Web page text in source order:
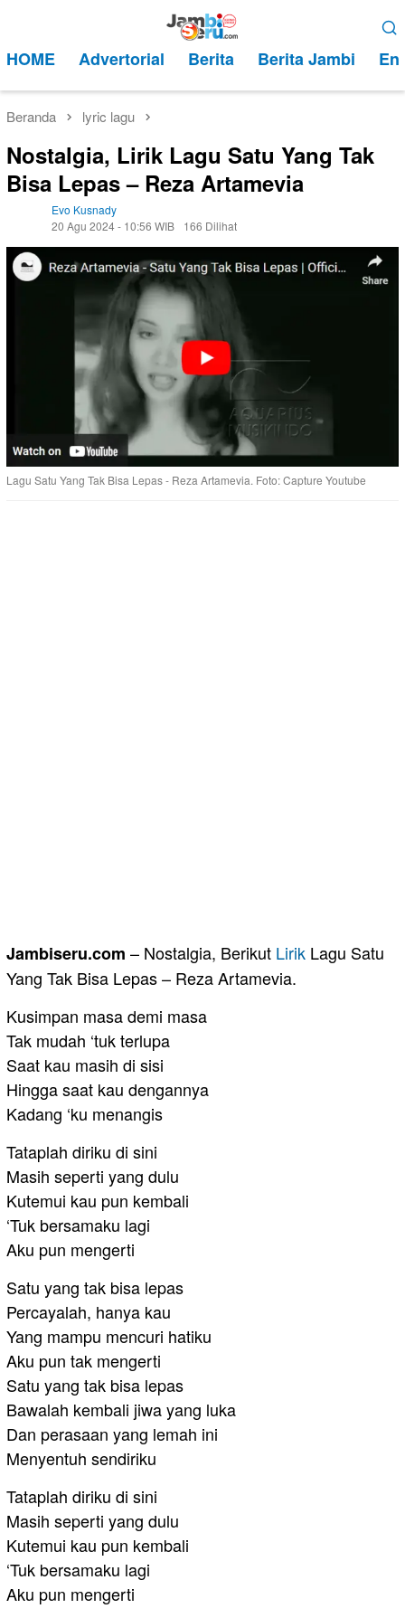
kontenMobile
HOME Advertorial Berita Berita Jambi
Beranda lyric lagu
Nostalgia, Lirik Lagu Satu Yang Tak
Bisa Lepas – Reza Artamevia
Evo Kusnady
20 Agu 2024 - 10:56 WIB
166 Dilihat
Lagu Satu Yang Tak Bisa Lepas - Reza Artamevia. Foto: Capture Youtube
Jambiseru.com – Nostalgia, Berikut Lirik Lagu Satu
Yang Tak Bisa Lepas – Reza Artamevia.
Kusimpan masa demi masa
Tak mudah ‘tuk terlupa
Saat kau masih di sisi
Hingga saat kau dengannya
Kadang ‘ku menangis
Tataplah diriku di sini
Masih seperti yang dulu
Kutemui kau pun kembali
‘Tuk bersamaku lagi
Aku pun mengerti
Satu yang tak bisa lepas
Percayalah, hanya kau
Yang mampu mencuri hatiku
Aku pun tak mengerti
Satu yang tak bisa lepas
Bawalah kembali jiwa yang luka
Dan perasaan yang lemah ini
Menyentuh sendiriku
Tataplah diriku di sini
Masih seperti yang dulu
Kutemui kau pun kembali
‘Tuk bersamaku lagi
Aku pun mengerti